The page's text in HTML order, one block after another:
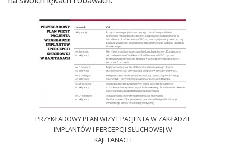
PRZYKŁADOWY PLAN WIZYT PACJENTA W ZAKŁADZIE
IMPLANTÓW I PERCEPCJI SŁUCHOWEJ W
KAJETANACH